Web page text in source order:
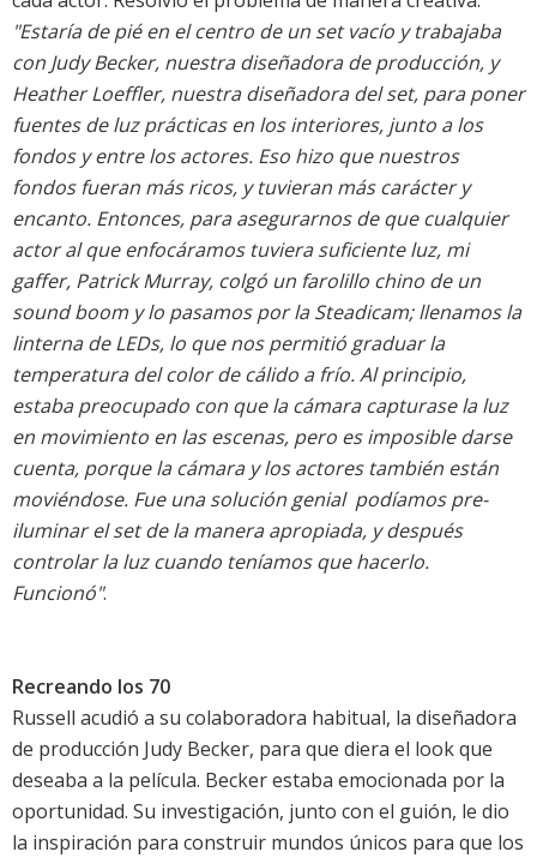
"Estaría de pié en el centro de un set vacío y trabajaba
con Judy Becker, nuestra diseñadora de producción, y
Heather Loeffler, nuestra diseñadora del set, para poner
fuentes de luz prácticas en los interiores, junto a los
fondos y entre los actores. Eso hizo que nuestros
fondos fueran más ricos, y tuvieran más carácter y
encanto. Entonces, para asegurarnos de que cualquier
actor al que enfocáramos tuviera suficiente luz, mi
gaffer, Patrick Murray, colgó un farolillo chino de un
sound boom y lo pasamos por la Steadicam; llenamos la
linterna de LEDs, lo que nos permitió graduar la
temperatura del color de cálido a frío. Al principio,
estaba preocupado con que la cámara capturase la luz
en movimiento en las escenas, pero es imposible darse
cuenta, porque la cámara y los actores también están
moviéndose. Fue una solución genial  podíamos pre-
iluminar el set de la manera apropiada, y después
controlar la luz cuando teníamos que hacerlo.
Funcionó".
Recreando los 70
Russell acudió a su colaboradora habitual, la diseñadora
de producción Judy Becker, para que diera el look que
deseaba a la película. Becker estaba emocionada por la
oportunidad. Su investigación, junto con el guión, le dio
la inspiración para construir mundos únicos para que los